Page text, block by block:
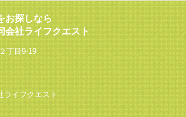
お探しなら
会社ライフクエスト
丁目9-19
ライフクエスト